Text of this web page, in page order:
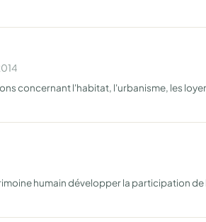
concernant l'habitat, l'urbanisme, les
humain développer la participation